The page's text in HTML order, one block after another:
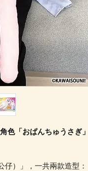
色「おぱんちゅうさぎ」
）」，一共兩款造型：